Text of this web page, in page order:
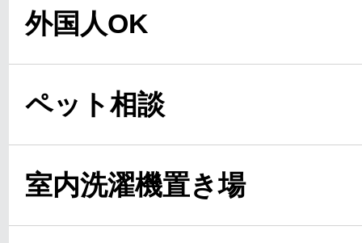
外国人OK
ペット相談
室内洗濯機置き場